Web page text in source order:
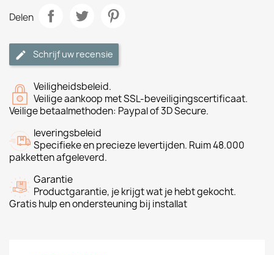
Delen
Schrijf uw recensie
Veiligheidsbeleid.
Veilige aankoop met SSL-beveiligingscertificaat.
Veilige betaalmethoden: Paypal of 3D Secure.
leveringsbeleid
Specifieke en precieze levertijden. Ruim 48.000
pakketten afgeleverd.
Garantie
Productgarantie, je krijgt wat je hebt gekocht.
Gratis hulp en ondersteuning bij installat